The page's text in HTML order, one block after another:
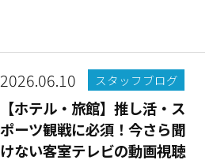
2026.06.10 スタッフブログ
【ホテル・旅館】推し活・ス
ポーツ観戦に必須！今さら聞
けない客室テレビの動画視聴